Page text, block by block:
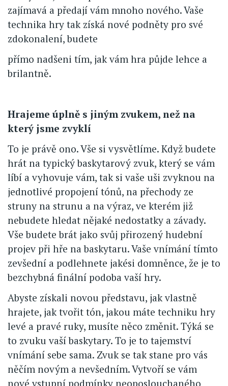
zajímavá a předají vám mnoho nového. Vaše
technika hry tak získá nové podněty pro své
zdokonalení, budete
přímo nadšeni tím, jak vám hra půjde lehce a
brilantně.
Hrajeme úplně s jiným zvukem, než na
který jsme zvyklí
To je právě ono. Vše si vysvětlíme. Když budete
hrát na typický baskytarový zvuk, který se vám
líbí a vyhovuje vám, tak si vaše uši zvyknou na
jednotlivé propojení tónů, na přechody ze
struny na strunu a na výraz, ve kterém již
nebudete hledat nějaké nedostatky a závady.
Vše budete brát jako svůj přirozený hudební
projev při hře na baskytaru. Vaše vnímání tímto
zevšední a podlehnete jakési domněnce, že je to
bezchybná finální podoba vaší hry.
Abyste získali novou představu, jak vlastně
hrajete, jak tvořit tón, jakou máte techniku hry
levé a pravé ruky, musíte něco změnit. Týká se
to zvuku vaší baskytary. To je to tajemství
vnímání sebe sama. Zvuk se tak stane pro vás
něčím novým a nevšedním. Vytvoří se vám
nové vstupní podmínky neoposlouchaného